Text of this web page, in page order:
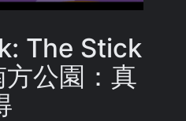
The Stick
公園：真